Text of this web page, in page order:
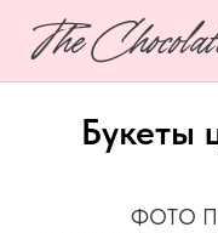
Букеты
ФОТО